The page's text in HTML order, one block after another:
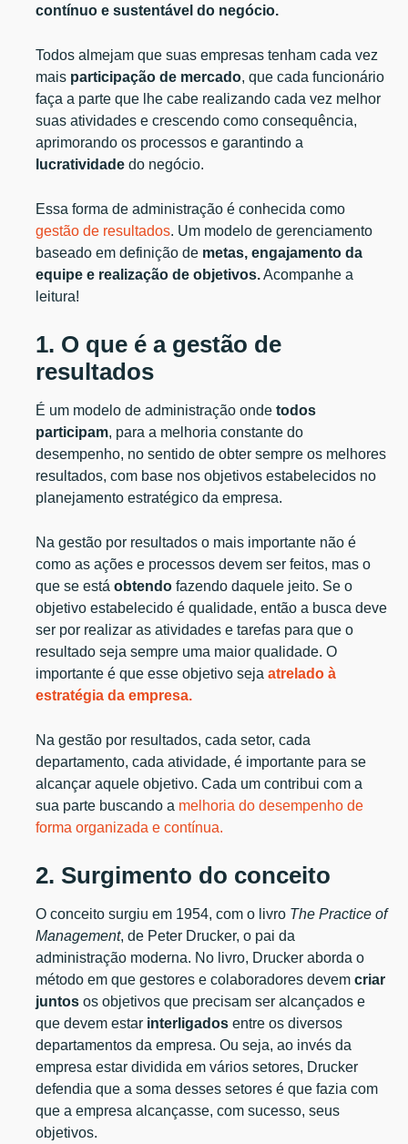
contínuo e sustentável do negócio.
Todos almejam que suas empresas tenham cada vez
mais participação de mercado, que cada funcionário
faça a parte que lhe cabe realizando cada vez melhor
suas atividades e crescendo como consequência,
aprimorando os processos e garantindo a
lucratividadedo negócio.
Essa forma de administração é conhecida como
gestão de resultados. Um modelo de gerenciamento
baseado em definição de metas, engajamento da
equipe e realização de objetivos.Acompanhe a
leitura!
1. O que é a gestão de
resultados
É um modelo de administração ondetodos
participam, para a melhoria constante do
desempenho, no sentido de obter sempre os melhores
resultados, com base nos objetivos estabelecidos no
planejamento estratégico da empresa.
Na gestão por resultados o mais importante não é
como as ações e processos devem ser feitos, mas o
que se estáobtendofazendo daquele jeito. Se o
objetivo estabelecido é qualidade, então a busca deve
ser por realizar as atividades e tarefas para que o
resultado seja sempre uma maior qualidade. O
importante é que esse objetivo seja atrelado à
estratégia da empresa.
Na gestão por resultados, cada setor, cada
departamento, cada atividade, é importante para se
alcançar aquele objetivo. Cada um contribui com a
sua parte buscando a melhoria do desempenho de
forma organizada e contínua.
2. Surgimento do conceito
O conceito surgiu em 1954, com o livro The Practice of
Management, de Peter Drucker, o pai da
administração moderna. No livro, Drucker aborda o
método em que gestores e colaboradores devem criar
juntosos objetivos que precisam ser alcançados e
que devem estar interligados entre os diversos
departamentos da empresa. Ou seja, ao invés da
empresa estar dividida em vários setores, Drucker
defendia que a soma desses setores é que fazia com
que a empresa alcançasse, com sucesso, seus
objetivos.